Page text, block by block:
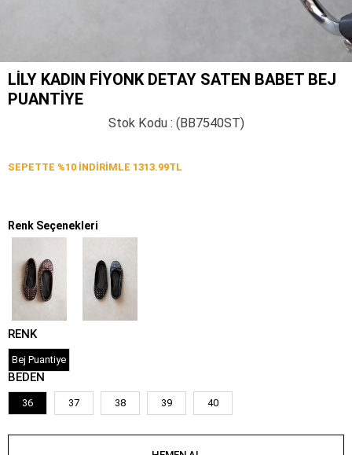
LILY KADIN FIYONK DETAY SATEN BABET BEJ
PUANTIYE
Stok Kodu (BB7540ST)
SEPETTE %10 İNDİRİMLE 1313.99TL
Renk Seçenekleri
RENK
Bej Puantiye
BEDEN
36 37 38 39 40